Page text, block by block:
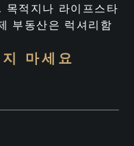
목적지나 라이프스타
부동산은 럭셔리함
마세요